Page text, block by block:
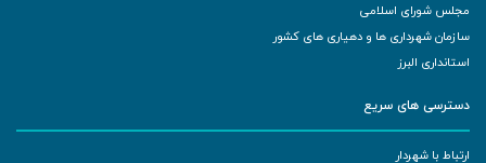
مجلس شورای اسلامی
سازمان شهرداری ها و دهیاری های کشور
استانداری البرز
دسترسی های سریع
ارتباط با شهردار